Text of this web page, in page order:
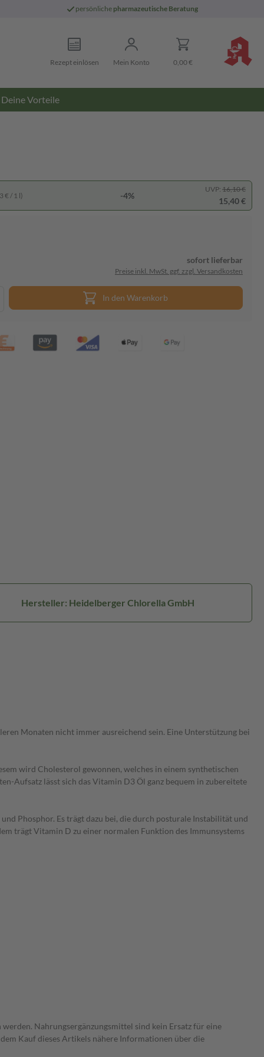
persönliche pharmazeutische Beratung
Rezept einlösen Mein Konto 0,00 €
Deine Vorteile
€ / 1 l) -4%
UVP: 16,10 €
15,40 €
sofort lieferbar
Preise inkl. MwSt. ggf. zzgl. Versandkosten
In den Warenkorb
Hersteller: Heidelberger Chlorella GmbH
Monaten nicht immer ausreichend sein. Eine Unterstützung bei
wird Cholesterol gewonnen, welches in einem synthetischen
Aufsatz lässt sich das Vitamin D3 Öl ganz bequem in zubereitete
Phosphor. Es trägt dazu bei, die durch posturale Instabilität und
trägt Vitamin D zu einer normalen Funktion des Immunsystems
Nahrungsergänzungsmittel sind kein Ersatz für eine
Kauf dieses Artikels nähere Informationen über die